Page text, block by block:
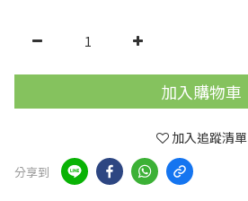
加入購物車
加入追蹤清單
分享到